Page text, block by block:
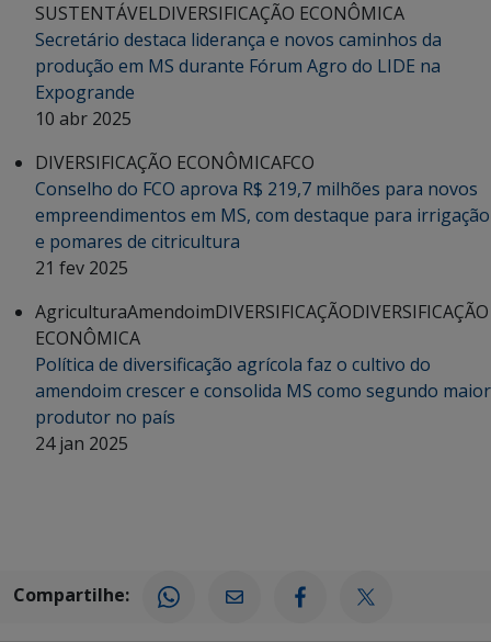
SUSTENTÁVELDIVERSIFICAÇÃO ECONÔMICA
Secretário destaca liderança e novos caminhos da
produção em MS durante Fórum Agro do LIDE na
Expogrande
10 abr 2025
DIVERSIFICAÇÃO ECONÔMICAFCO
Conselho do FCO aprova R$ 219,7 milhões para novos
empreendimentos em MS, com destaque para irrigação
e pomares de citricultura
21 fev 2025
AgriculturaAmendoimDIVERSIFICAÇÃODIVERSIFICAÇÃO
ECONÔMICA
Política de diversificação agrícola faz o cultivo do
amendoim crescer e consolida MS como segundo maior
produtor no país
24 jan 2025
Compartilhe: